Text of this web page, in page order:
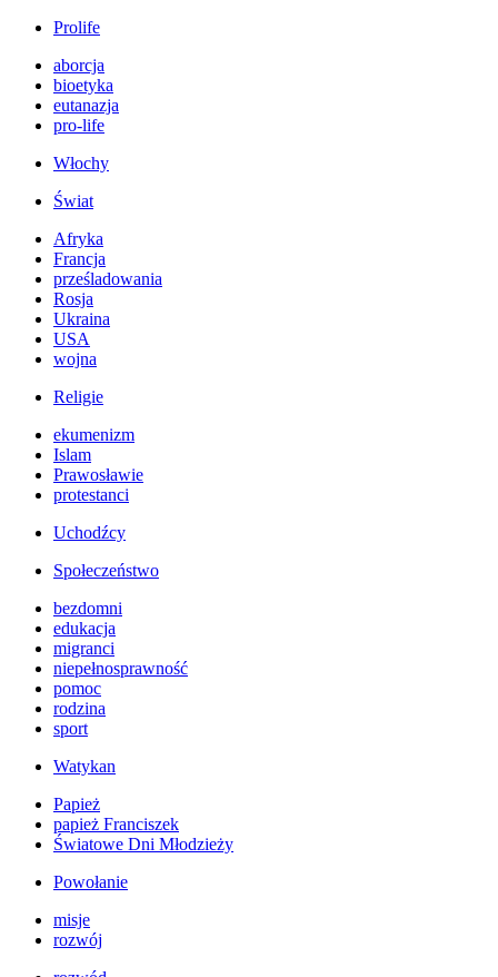
Prolife
aborcja
bioetyka
eutanazja
pro-life
Włochy
Świat
Afryka
Francja
prześladowania
Rosja
Ukraina
USA
wojna
Religie
ekumenizm
Islam
Prawosławie
protestanci
Uchodźcy
Społeczeństwo
bezdomni
edukacja
migranci
niepełnosprawność
pomoc
rodzina
sport
Watykan
Papież
papież Franciszek
Światowe Dni Młodzieży
Powołanie
misje
rozwój